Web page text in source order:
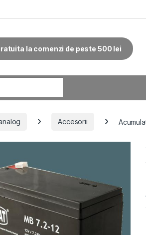
la comenzi de peste 500 lei
Accesorii